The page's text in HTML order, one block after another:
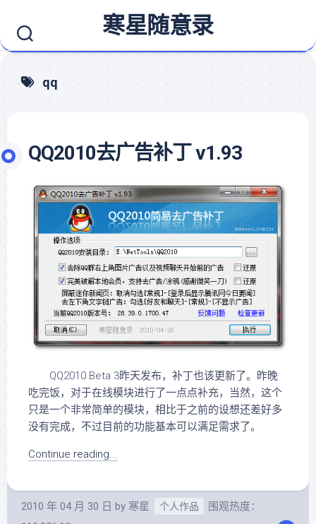
content
寒星随意录
qq
QQ2010去广告补丁 v1.93
QQ2010 Beta 3昨天发布，补丁也该更新了。昨晚
吃完饭，对于在线模块进行了一点点补充，当然，这个
只是一个非常简单的模块，相比于之前的设想还差好多
没有完成，不过目前的功能基本可以满足需求了。
Continue reading...
2010 年 04 月 30 日 by 寒星 个人作品
围观热度：